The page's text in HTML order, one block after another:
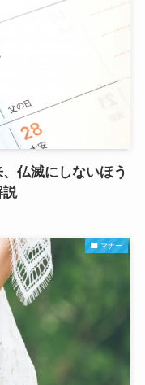
仏滅にしないほう
説
マナー